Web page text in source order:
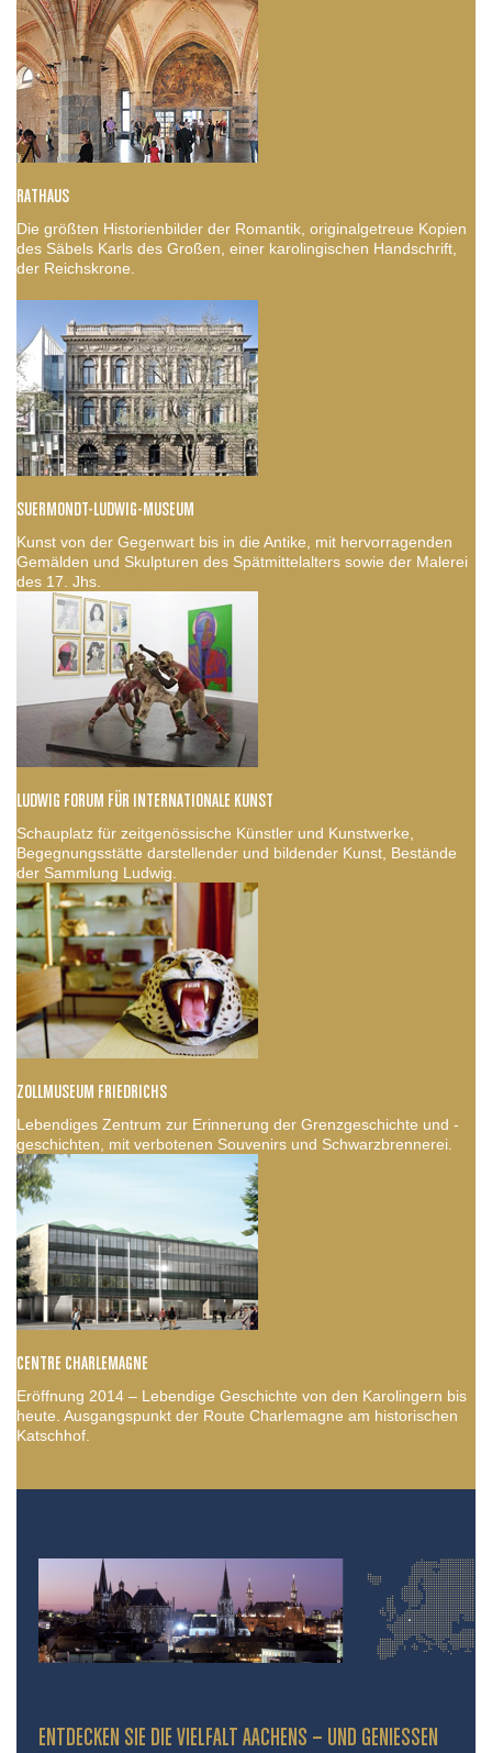
RATHAUS
Die größten Historienbilder der Romantik, originalgetreue Kopien
des Säbels Karls des Großen, einer karolingischen Handschrift,
der Reichskrone.
SUERMONDT-LUDWIG-MUSEUM
Kunst von der Gegenwart bis in die Antike, mit hervorragenden
Gemälden und Skulpturen des Spätmittelalters sowie der Malerei
des 17. Jhs.
LUDWIG FORUM FÜR INTERNATIONALE KUNST
Schauplatz für zeitgenössische Künstler und Kunstwerke,
Begegnungsstätte darstellender und bildender Kunst, Bestände
der Sammlung Ludwig.
ZOLLMUSEUM FRIEDRICHS
Lebendiges Zentrum zur Erinnerung der Grenzgeschichte und -
geschichten, mit verbotenen Souvenirs und Schwarzbrennerei.
CENTRE CHARLEMAGNE
Eröffnung 2014 – Lebendige Geschichte von den Karolingern bis
heute. Ausgangspunkt der Route Charlemagne am historischen
Katschhof.
ENTDECKEN SIE DIE VIELFALT AACHENS – UND GENIESSEN S